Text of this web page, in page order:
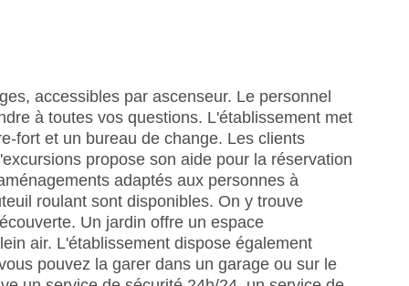
accessibles par ascenseur. Le personnel
à toutes vos questions. L'établissement met
fort et un bureau de change. Les clients
propose son aide pour la réservation
adaptés aux personnes à
roulant sont disponibles. On y trouve
Un jardin offre un espace
air. L'établissement dispose également
pouvez la garer dans un garage ou sur le